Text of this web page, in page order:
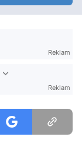
Reklam
Reklam